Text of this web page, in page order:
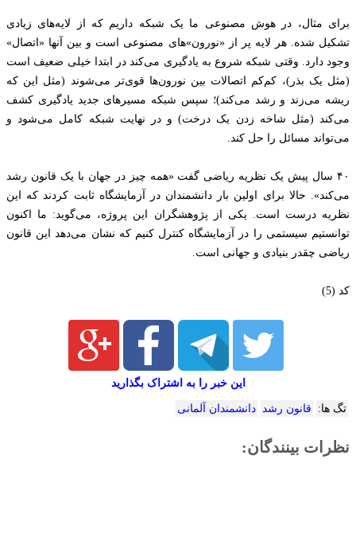
برای مثال، در هوش مصنوعی ما یک شبکه داریم که از لایه‌های زیادی
تشکیل شده. هر لایه پر از «نورون»های مصنوعی است و بین آنها «اتصال»
وجود دارد. وقتی شبکه شروع به یادگیری می‌کند در ابتدا خیلی ضعیف است
(مثل یک بذر)، کم‌کم اتصالات بین نورون‌ها قوی‌تر می‌شوند (مثل این که
ریشه می‌زند و رشد می‌کند)؛ سپس شبکه مسیرهای جدید یادگیری کشف
می‌کند (مثل شاخه زدن یک درخت) و در نهایت شبکه کامل می‌شود و
می‌تواند مسائل را حل کند.
۴۰ سال پیش یک نظریه ریاضی گفت «همه چیز در جهان با یک قانون رشد
می‌کند». حالا برای اولین بار دانشمندان در آزمایشگاه ثابت کردند که این
نظریه درست است. یکی از پژوهشگران این پروژه، می‌گوید: ما اکنون
توانستیم سیستمی را در آزمایشگاه کنترل کنیم که نشان می‌دهد این قانون
ریاضی چقدر بنیادی و جهانی است.
کد (5)
این خبر را به اشتراک بگذارید
تگ ها: قانون رشد دانشمندان آلمانی
نظرات بینندگان: